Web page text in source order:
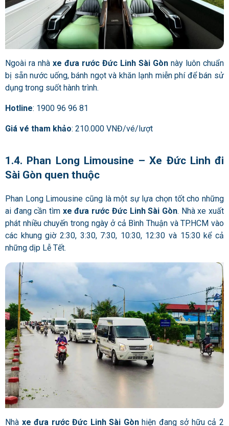
Ngoài ra nhà xe đưa rước Đức Linh Sài Gòn này luôn chuẩn
bị sẵn nước uống, bánh ngọt và khăn lạnh miễn phí để bán sử
dụng trong suốt hành trình.
Hotline: 1900 96 96 81
Giá vé tham khảo: 210.000 VNĐ/vé/lượt
1.4. Phan Long Limousine – Xe Đức Linh đi
Sài Gòn quen thuộc
Phan Long Limousine cũng là một sự lựa chọn tốt cho những
ai đang cần tìm xe đưa rước Đức Linh Sài Gòn. Nhà xe xuất
phát nhiều chuyến trong ngày ở cả Bình Thuận và TP.HCM vào
các khung giờ 2:30, 3:30, 7:30, 10:30, 12:30 và 15:30 kể cả
những dịp Lễ Tết.
Nhà xe đưa rước Đức Linh Sài Gònhiện đang sở hữu cả 2